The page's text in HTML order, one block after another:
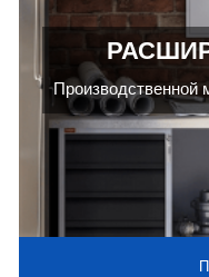
Производственной